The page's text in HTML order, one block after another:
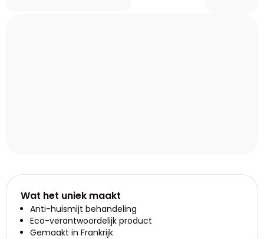
Wat het uniek maakt
Anti-huismijt behandeling
Eco-verantwoordelijk product
Gemaakt in Frankrijk